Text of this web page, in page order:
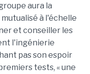
aura la
à l'échelle
et conseiller les
l'ingénierie
pas son espoir
tests, « une